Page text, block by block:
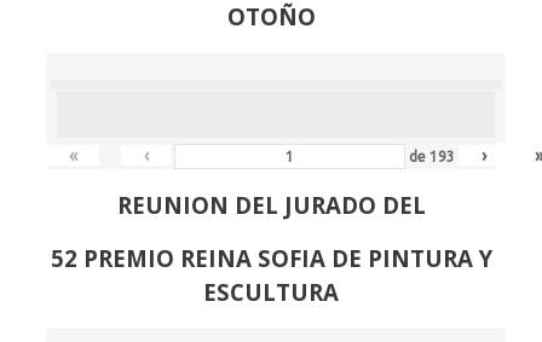
OTOÑO
« ‹ de193 ›
REUNION DEL JURADO DEL
52 PREMIO REINA SOFIA DE PINTURA Y
ESCULTURA